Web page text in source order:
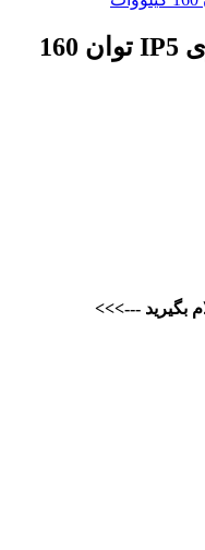
اینورتر سه فاز ال اس سری IP5 توان 160
بگیرید --->>>